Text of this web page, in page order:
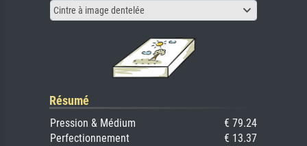
Cintre à image dentelée
Résumé
Pression & Médium
€ 79.24
Perfectionnement
€ 13.37